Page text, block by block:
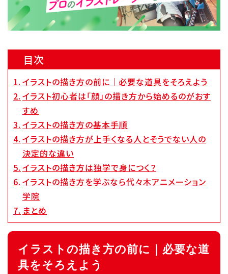
大学・社会人の方へ
高校3年生の方へ
高校1・2年生の方へ
中学生の方へ
保護者の方へ
企業の方へ
留学生の方へ
目次
イラストの描き方の前に｜必要な道具をそろえよう
イラスト初心者は「顔」の描き方から始めるのがおす
すめ
イラストの描き方の基本手順
イラストの描き方が上手くなる人とそうでない人の
決定的な違い
イラストの描き方は独学で身につく？
イラストの描き方を学ぶなら代々木アニメーション
学院
まとめ
イラストの描き方の前に｜必要な道
具をそろえよう